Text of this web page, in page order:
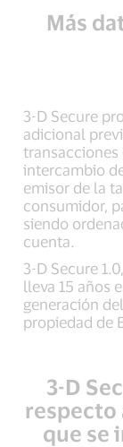
Más
3-D Secure
adicional
intercambio
emisor de la
consumidor,
siendo
cuenta.
3-D Secure
lleva 15 años
generación
propiedad de
3-D
respecto
que se